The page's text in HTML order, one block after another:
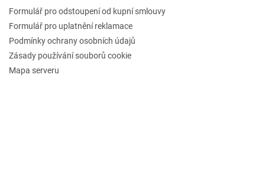
Formulář pro odstoupení od kupní smlouvy
Formulář pro uplatnění reklamace
Podmínky ochrany osobních údajů
Zásady používání souborů cookie
Mapa serveru